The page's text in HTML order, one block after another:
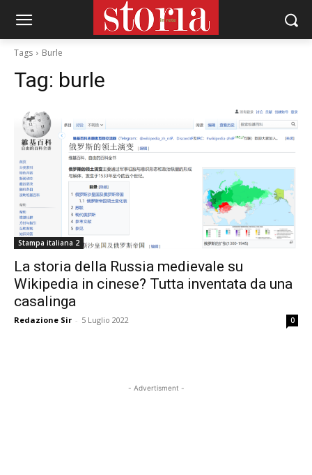
Tags Burle
Tag: burle
Stampa italiana 2
La storia della Russia medievale su
Wikipedia in cinese? Tutta inventata da una
casalinga
Redazione Sir - 5 Luglio 2022 0
- Advertisment -